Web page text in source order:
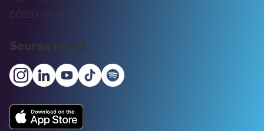
00510 Helsinki
Seuraa meitä